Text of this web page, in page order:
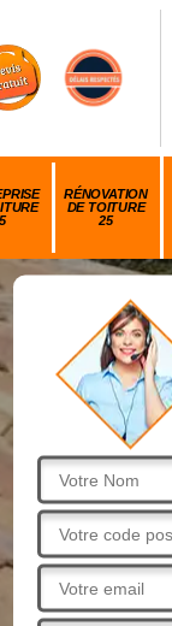
RÉNOVATION
DE TOITURE
25